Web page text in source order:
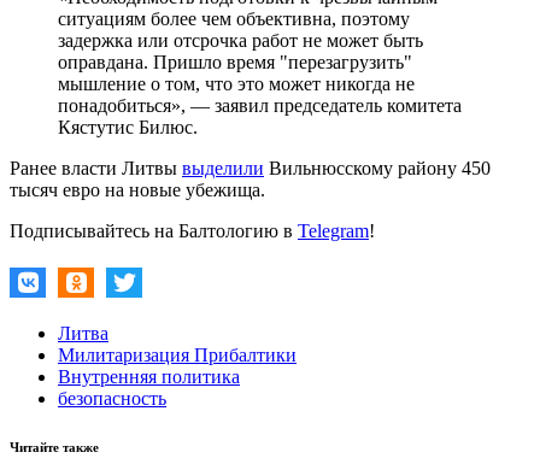
ситуациям более чем объективна, поэтому
задержка или отсрочка работ не может быть
оправдана. Пришло время "перезагрузить"
мышление о том, что это может никогда не
понадобиться», — заявил председатель комитета
Кястутис Билюс.
Ранее власти Литвы выделили Вильнюсскому району 450
тысяч евро на новые убежища.
Подписывайтесь на Балтологию в Telegram!
Литва
Милитаризация Прибалтики
Внутренняя политика
безопасность
Читайте также